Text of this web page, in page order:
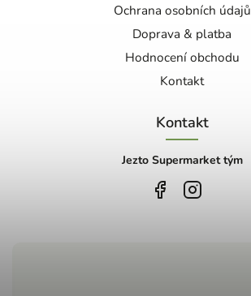
Ochrana osobních údajů
Doprava & platba
Hodnocení obchodu
Kontakt
Kontakt
Jezto Supermarket tým